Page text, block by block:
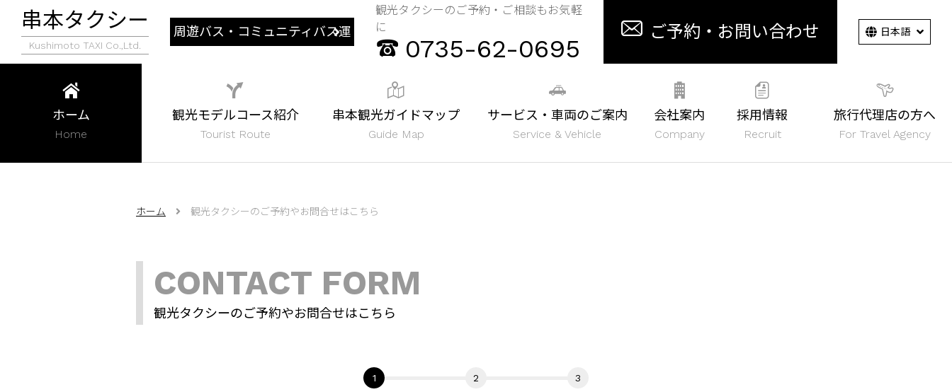
串本タクシー
Kushimoto TAXI Co.,Ltd.
周遊バス・コミュニティバス運
観光タクシーのご予約・ご相談もお気軽
に
0735-62-0695
ご予約・お問い合わせ
ホーム
Home
観光モデルコース紹介
Tourist Route
串本観光ガイドマップ
Guide Map
サービス・車両のご案内
Service & Vehicle
会社案内
Company
採用情報
Recruit
旅行代理店の方へ
For Travel Agency
ホーム 観光タクシーのご予約やお問合せはこちら
CONTACT FORM
観光タクシーのご予約やお問合せはこちら